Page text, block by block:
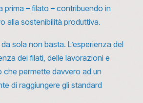
prima – filato – contribuendo in
alla sostenibilità produttiva.
sola non basta. L’esperienza del
dei filati, delle lavorazioni e
che permette davvero ad un
di raggiungere gli standard